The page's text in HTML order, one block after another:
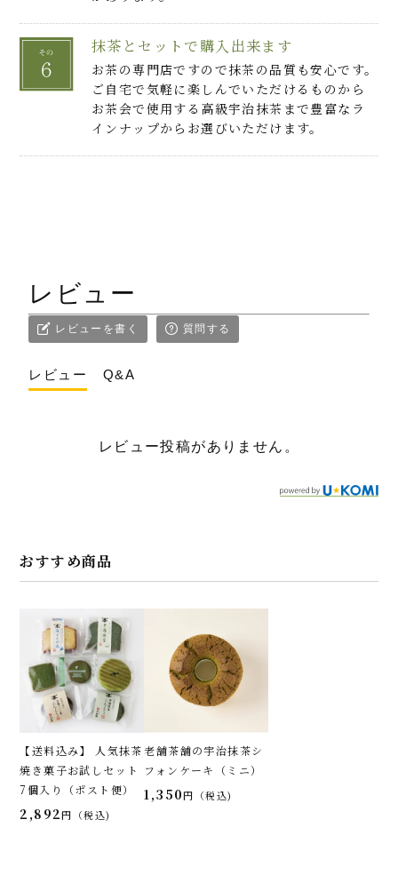
抹茶とセットで購入出来ます
お茶の専門店ですので抹茶の品質も安心です。
ご自宅で気軽に楽しんでいただけるものから
お茶会で使用する高級宇治抹茶まで豊富なラ
インナップからお選びいただけます。
レビュー
レビューを書く 質問する
レビュー Q&A
レビュー投稿がありません。
おすすめ商品
【送料込み】 人気抹茶
焼き菓子お試しセット
7個入り（ポスト便）
2,892 税込
老舗茶舗の宇治抹茶シ
フォンケーキ（ミニ）
1,350 税込